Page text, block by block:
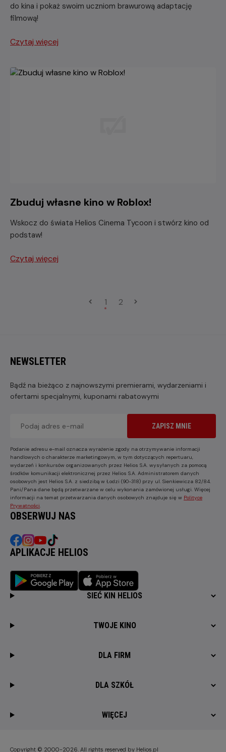
do kina i pokaż swoim uczniom brawurową adaptację
filmową!
Czytaj więcej
Zbuduj własne kino w Roblox!
Wskocz do świata Helios Cinema Tycoon i stwórz kino od
podstaw!
Czytaj więcej
1 2
NEWSLETTER
Bądź na bieżąco z najnowszymi premierami, wydarzeniami i
ofertami specjalnymi, kuponami rabatowymi
ZAPISZ MNIE
Podanie adresu e-mail oznacza wyrażenie zgody na otrzymywanie informacji
handlowych o charakterze marketingowym, w tym dotyczących repertuaru,
wydarzeń i konkursów organizowanych przez Helios S.A. wysyłanych za pomocą
środków komunikacji elektronicznej przez Helios S.A. Administratorem danych
osobowych jest Helios S.A. z siedzibą w Łodzi (90-318) przy ul. Sienkiewicza 82/84.
Pani/Pana dane będą przetwarzane w celu wykonania zamówionej usługi. Więcej
informacji na temat przetwarzania danych osobowych znajduje się w Polityce
Prywatności.
OBSERWUJ NAS
APLIKACJE HELIOS
SIEĆ KIN HELIOS
TWOJE KINO
DLA FIRM
DLA SZKÓŁ
WIĘCEJ
Copyright © 2000-2026. All rights reserved by Helios.pl